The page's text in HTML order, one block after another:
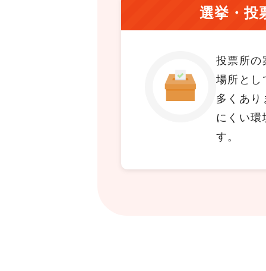
選挙・投
投票所の
場所とし
多くあり
にくい環
す。